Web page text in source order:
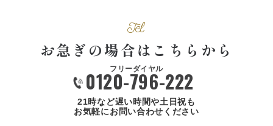
Tel
お急ぎの場合はこちらから
0120-796-222
21時など遅い時間や土日祝も
お気軽にお問い合わせください